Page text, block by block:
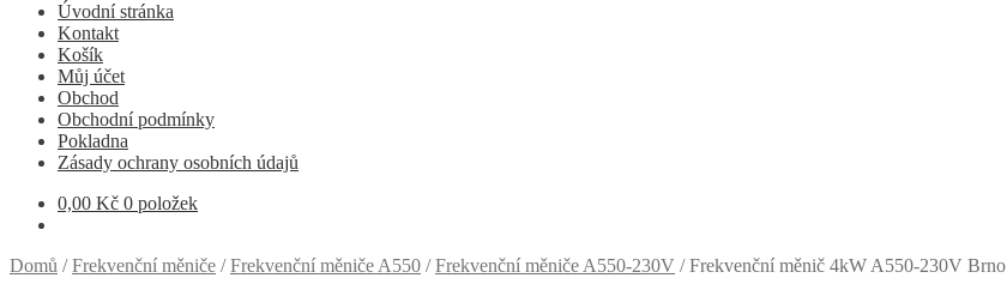
Úvodní stránka
Kontakt
Košík
Můj účet
Obchod
Obchodní podmínky
Pokladna
Zásady ochrany osobních údajů
0,00 Kč 0 položek
Domů /Frekvenční měniče /Frekvenční měniče A550 /Frekvenční měniče A550-230V /Frekvenční měnič 4kW A550-230V Brno